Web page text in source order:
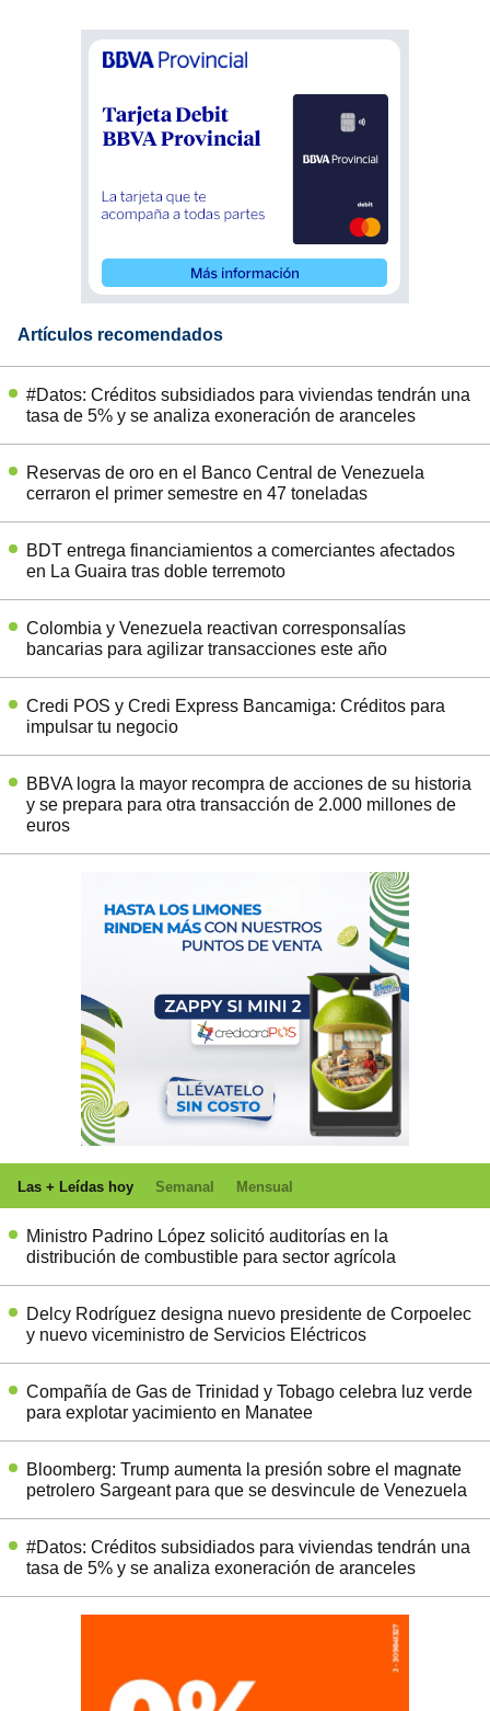
Artículos recomendados
#Datos: Créditos subsidiados para viviendas tendrán una
tasa de 5% y se analiza exoneración de aranceles
Reservas de oro en el Banco Central de Venezuela
cerraron el primer semestre en 47 toneladas
BDT entrega financiamientos a comerciantes afectados
en La Guaira tras doble terremoto
Colombia y Venezuela reactivan corresponsalías
bancarias para agilizar transacciones este año
Credi POS y Credi Express Bancamiga: Créditos para
impulsar tu negocio
BBVA logra la mayor recompra de acciones de su historia
y se prepara para otra transacción de 2.000 millones de
euros
Las + Leídas hoy Semanal Mensual
Ministro Padrino López solicitó auditorías en la
distribución de combustible para sector agrícola
Delcy Rodríguez designa nuevo presidente de Corpoelec
y nuevo viceministro de Servicios Eléctricos
Compañía de Gas de Trinidad y Tobago celebra luz verde
para explotar yacimiento en Manatee
Bloomberg: Trump aumenta la presión sobre el magnate
petrolero Sargeant para que se desvincule de Venezuela
#Datos: Créditos subsidiados para viviendas tendrán una
tasa de 5% y se analiza exoneración de aranceles